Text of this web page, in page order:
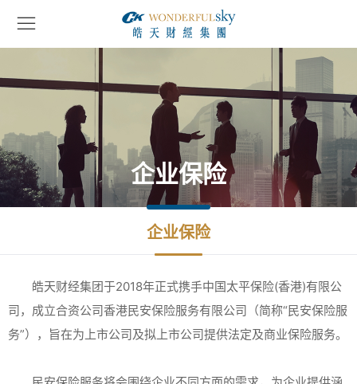
企业保险
企业保险
皓天财经集团于2018年正式携手中国太平保险(香港)有限公
司，成立合资公司香港民安保险服务有限公司（简称“民安保险服
务”），旨在为上市公司及拟上市公司提供法定及商业保险服务。